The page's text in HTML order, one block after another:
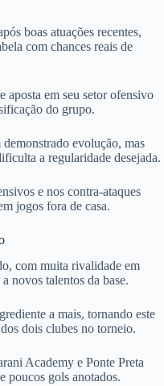
boas atuações recentes,
com chances reais de
em seu setor ofensivo
do grupo.
evolução, mas
a regularidade desejada.
e nos contra-ataques
jogos fora de casa.
com muita rivalidade em
novos talentos da base.
a mais, tornando este
dois clubes no torneio.
Academy e Ponte Preta
poucos gols anotados.